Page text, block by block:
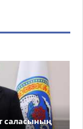
саласының